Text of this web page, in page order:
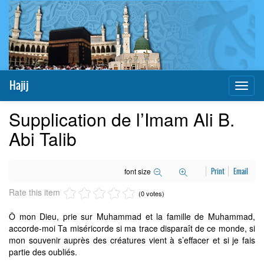
Hajij
Supplication de l’Imam Ali B.
Abi Talib
font size Print Email
Rate this item (0 votes)
Ô mon Dieu, prie sur Muhammad et la famille de Muhammad,
accorde-moi Ta miséricorde si ma trace disparaît de ce monde, si
mon souvenir auprès des créatures vient à s’effacer et si je fais
partie des oubliés.